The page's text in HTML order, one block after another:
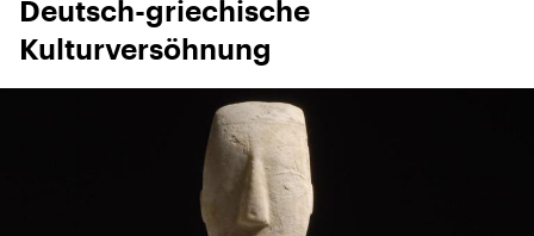
Deutsch-griechische
Kulturversöhnung